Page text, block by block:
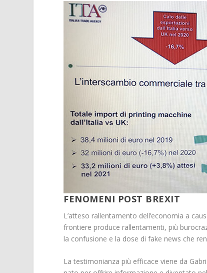
FENOMENI POST BREXIT
L’atteso rallentamento dell’economia a
frontiere produce rallentamenti, più
la confusione e la dose di fake news che
La testimonianza più efficace viene da